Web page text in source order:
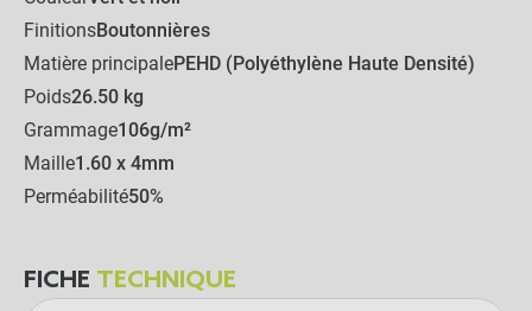
FinitionsBoutonnières
Matière principalePEHD (Polyéthylène Haute Densité)
Poids26.50 kg
Grammage106g/m²
Maille1.60 x 4mm
Perméabilité50%
FICHE TECHNIQUE